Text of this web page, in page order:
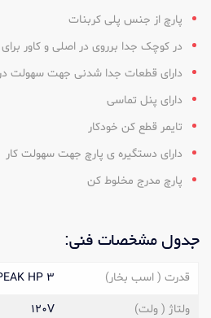
پارچ از جنس پلی کربنات
در کوچک جدا برروی در اصلی و کاور
دارای قطعات جدا شدنی جهت سهولت
دارای پنل تماسی
تایمر قطع کن خودکار
دارای دستگیره ی پارچ جهت سهولت کار
پارچ مدرج مخلوط کن
جدول مشخصات فنی:
قدرت ( اسب بخار) HP 3
ولتاژ ( ولت) 120V